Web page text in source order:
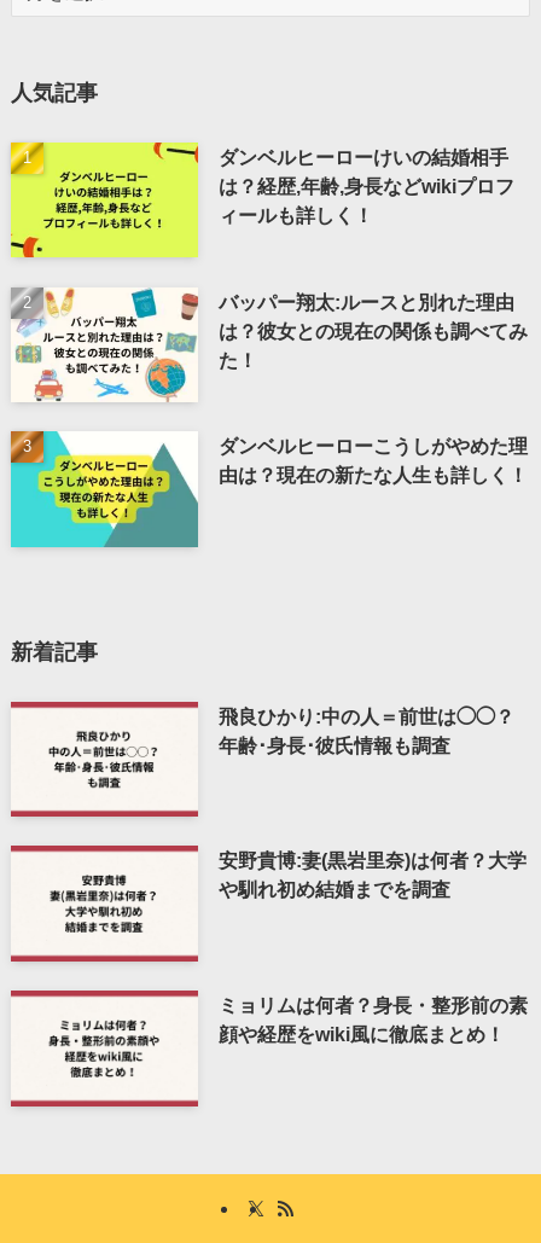
ブ
人気記事
ダンベルヒーローけいの結婚相手
は？経歴,年齢,身長などwikiプロフ
ィールも詳しく！
バッパー翔太:ルースと別れた理由
は？彼女との現在の関係も調べてみ
た！
ダンベルヒーローこうしがやめた理
由は？現在の新たな人生も詳しく！
新着記事
飛良ひかり:中の人＝前世は◯◯？
年齢･身長･彼氏情報も調査
安野貴博:妻(黒岩里奈)は何者？大学
や馴れ初め結婚までを調査
ミョリムは何者？身長・整形前の素
顔や経歴をwiki風に徹底まとめ！